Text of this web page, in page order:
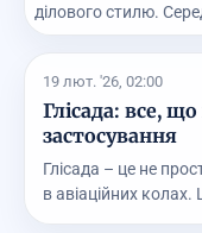
ділового стилю.
19 лют. '26, 02:00
Глісада: все,
застосування
Глісада – це не
в авіаційних